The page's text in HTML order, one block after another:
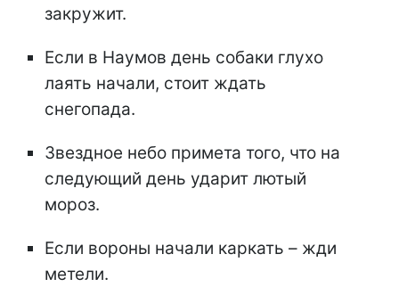
закружит.
Если в Наумов день собаки глухо
лаять начали, стоит ждать
снегопада.
Звездное небо примета того, что на
следующий день ударит лютый
мороз.
Если вороны начали каркать – жди
метели.